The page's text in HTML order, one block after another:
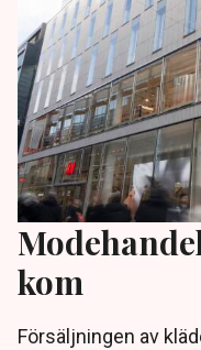
kom
Försäljningen av